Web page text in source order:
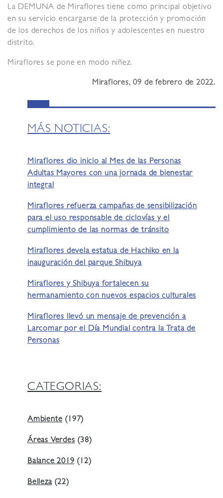
La DEMUNA de Miraflores tiene como principal objetivo
en su servicio encargarse de la protección y promoción
de los derechos de los niños y adolescentes en nuestro
distrito.
Miraflores se pone en modo niñez.
Miraflores, 09 de febrero de 2022.
MÁS NOTICIAS:
Miraflores dio inicio al Mes de las Personas
Adultas Mayores con una jornada de bienestar
integral
Miraflores refuerza campañas de sensibilización
para el uso responsable de ciclovías y el
cumplimiento de las normas de tránsito
Miraflores devela estatua de Hachiko en la
inauguración del parque Shibuya
Miraflores y Shibuya fortalecen su
hermanamiento con nuevos espacios culturales
Miraflores llevó un mensaje de prevención a
Larcomar por el Día Mundial contra la Trata de
Personas
CATEGORIAS:
Ambiente (197)
Áreas Verdes (38)
Balance 2019 (12)
Belleza(22)